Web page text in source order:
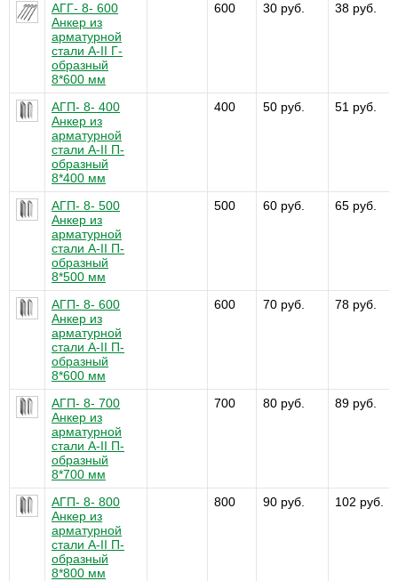
АГГ- 8- 600
Анкер из
арматурной
стали А-II Г-
образный
8*600 мм
600 30 руб. 38 руб.
АГП- 8- 400
Анкер из
арматурной
стали А-II П-
образный
8*400 мм
400 50 руб. 51 руб.
АГП- 8- 500
Анкер из
арматурной
стали А-II П-
образный
8*500 мм
500 60 руб. 65 руб.
АГП- 8- 600
Анкер из
арматурной
стали А-II П-
образный
8*600 мм
600 70 руб. 78 руб.
АГП- 8- 700
Анкер из
арматурной
стали А-II П-
образный
8*700 мм
700 80 руб. 89 руб.
АГП- 8- 800
Анкер из
арматурной
стали А-II П-
образный
8*800 мм
800 90 руб. 102 руб.